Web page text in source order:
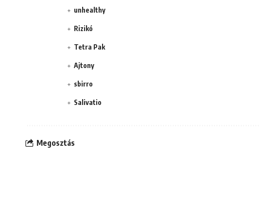
unhealthy
Rizikó
Tetra Pak
Ajtony
sbirro
Salivatio
Megosztás